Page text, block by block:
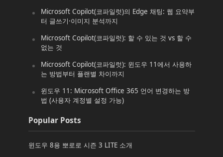
Microsoft Copilot(코파일럿)의 Edge 채팅: 웹 요약부
터 글쓰기·이미지 분석까지
Microsoft Copilot(코파일럿): 할 수 있는 것 vs 할 수
없는 것
Microsoft Copilot(코파일럿): 윈도우 11에서 사용하
는 방법부터 플랜별 차이까지
윈도우 11: Microsoft Office 365 언어 변경하는 방
법 (사용자 계정별 설정 가능)
Popular Posts
윈도우 8용 뽀로로 시즌 3 LITE 소개